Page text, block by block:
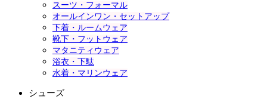
スーツ・フォーマル
オールインワン・セットアップ
下着・ルームウェア
靴下・フットウェア
マタニティウェア
浴衣・下駄
水着・マリンウェア
シューズ